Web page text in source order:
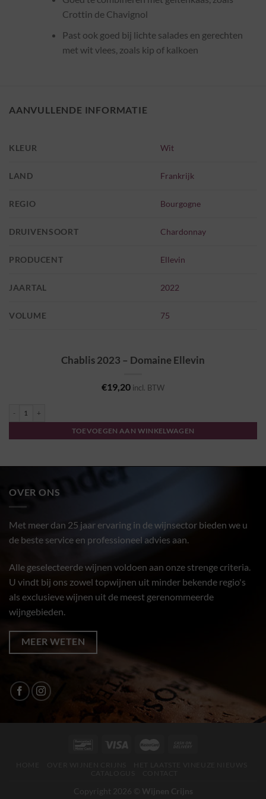
Crottin de Chavignol
Past ook goed bij lichte salades en gerechten
met wit vlees, zoals kip of kalkoen
AANVULLENDE INFORMATIE
KLEUR Wit
LAND Frankrijk
REGIO Bourgogne
DRUIVENSOORT Chardonnay
PRODUCENT Ellevin
JAARTAL 2022
VOLUME 75
Chablis 2023 – Domaine Ellevin
€19,20 incl. BTW
TOEVOEGEN AAN WINKELWAGEN
OVER ONS
Met meer dan 25 jaar ervaring in de wijnsector bieden we u
de beste service en professioneel advies aan.
Alle geselecteerde wijnen voldoen aan onze strenge criteria.
U vindt bij ons zowel topwijnen uit minder bekende regio's
als exclusieve wijnen uit de meest gerenommeerde
wijngebieden.
MEER WETEN
Copyright 2026 © Wijnen Crijns